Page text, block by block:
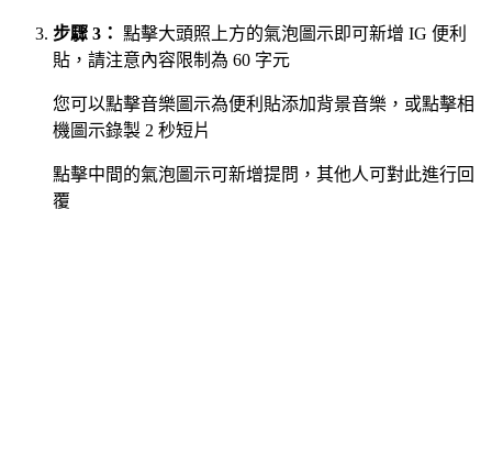
步驟 3： 點擊大頭照上方的氣泡圖示即可新增 IG 便利
貼，請注意內容限制為 60 字元
您可以點擊音樂圖示為便利貼添加背景音樂，或點擊相
機圖示錄製 2 秒短片
點擊中間的氣泡圖示可新增提問，其他人可對此進行回
覆